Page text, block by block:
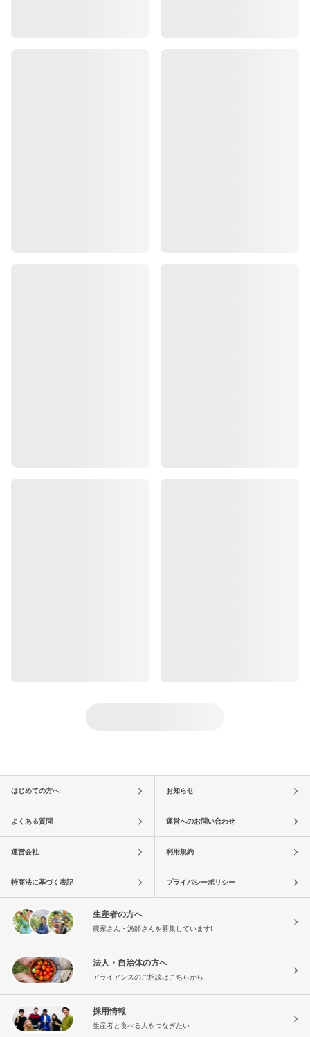
はじめての方へ お知らせ
よくある質問 運営へのお問い合わせ
運営会社 利用規約
特商法に基づく表記 プライバシーポリシー
生産者の方へ
農家さん・漁師さんを募集しています!
法人・自治体の方へ
アライアンスのご相談はこちらから
採用情報
生産者と食べる人をつなぎたい